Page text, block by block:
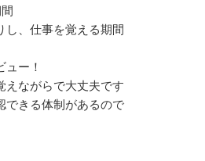
、仕事を覚える期間
ュー！
ながらで大丈夫です
きる体制があるので